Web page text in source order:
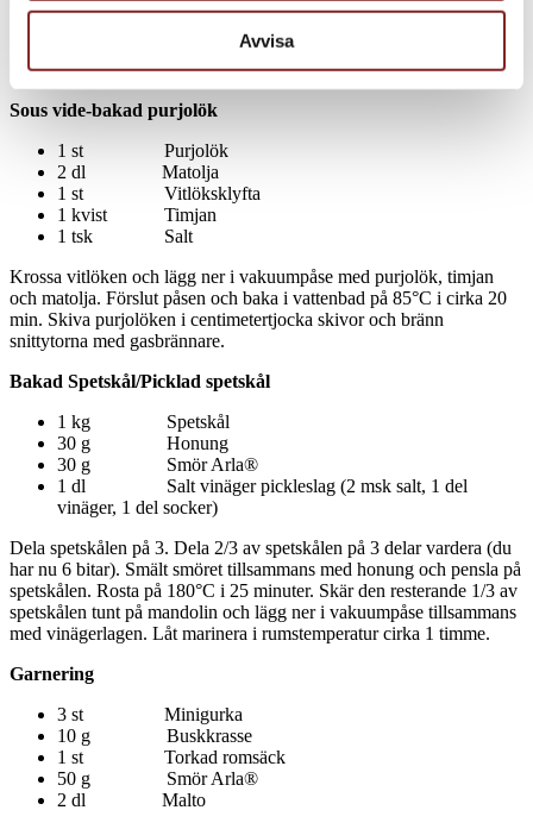
Avvisa
Öppna pilgrimsmusslan enligt kockens instruktioner. Skär bort
på en bädd av hö och tänd på. Lägg på ett lock och låt röka i 20
min. Skär sedan pilgrimsmusslan enligt kockens instruktioner.
Sous vide-bakad purjolök
1 st Purjolök
2 dl Matolja
1 st Vitlöksklyfta
1 kvist Timjan
1 tsk Salt
Krossa vitlöken och lägg ner i vakuumpåse med purjolök, timjan
och matolja. Förslut påsen och baka i vattenbad på 85°C i cirka 20
min. Skiva purjolöken i centimetertjocka skivor och bränn
snittytorna med gasbrännare.
Bakad Spetskål/Picklad spetskål
1 kg Spetskål
30 g Honung
30 g Smör Arla®
1 dl Salt vinäger pickleslag (2 msk salt, 1 del
vinäger, 1 del socker)
Dela spetskålen på 3. Dela 2/3 av spetskålen på 3 delar vardera (du
har nu 6 bitar). Smält smöret tillsammans med honung och pensla på
spetskålen. Rosta på 180°C i 25 minuter. Skär den resterande 1/3 av
spetskålen tunt på mandolin och lägg ner i vakuumpåse tillsammans
med vinägerlagen. Låt marinera i rumstemperatur cirka 1 timme.
Garnering
3 st Minigurka
10 g Buskkrasse
1 st Torkad romsäck
50 g Smör Arla®
2 dl Malto